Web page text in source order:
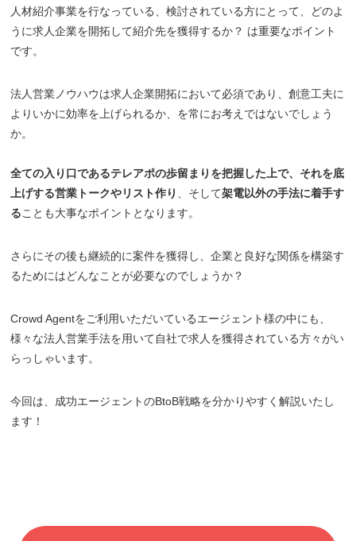
人材紹介事業を行なっている、検討されている方にとって、どのよ
うに求人企業を開拓して紹介先を獲得するか？ は重要なポイント
です。
法人営業ノウハウは求人企業開拓において必須であり、創意工夫に
よりいかに効率を上げられるか、を常にお考えではないでしょう
か。
全ての入り口であるテレアポの歩留まりを把握した上で、それを底
上げする営業トークやリスト作り
、そして架電以外の手法に着手す
ることも大事なポイントとなります。
さらにその後も継続的に案件を獲得し、企業と良好な関係を構築す
るためにはどんなことが必要なのでしょうか？
Crowd Agentをご利用いただいているエージェント様の中にも、
様々な法人営業手法を用いて自社で求人を獲得されている方々がい
らっしゃいます。
今回は、成功エージェントのBtoB戦略を分かりやすく解説いたし
ます！